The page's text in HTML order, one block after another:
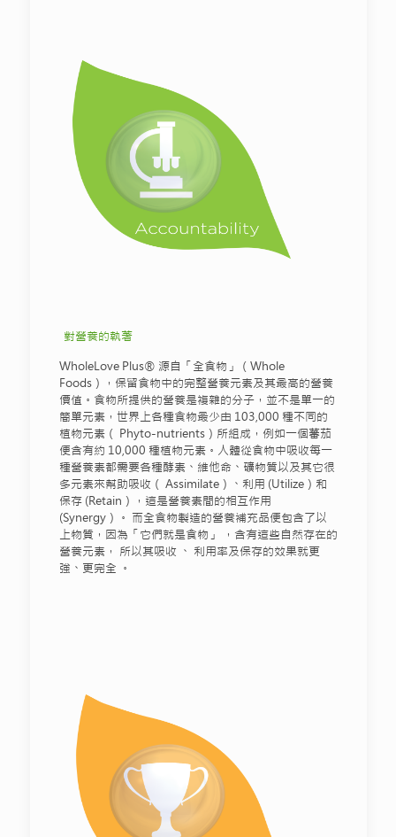
對營養的執著
WholeLove Plus® 源自「全食物」（Whole
Foods），保留食物中的完整營養元素及其最高的營養
價值。食物所提供的營養是複雜的分子，並不是單一的
簡單元素，世界上各種食物最少由 103,000 種不同的
植物元素（ Phyto-nutrients）所組成，例如一個蕃茄
便含有約 10,000 種植物元素。人體從食物中吸收每一
種營養素都需要各種酵素、維他命、礦物質以及其它很
多元素來幫助吸收（ Assimilate）、利用 (Utilize）和
保存 (Retain），這是營養素間的相互作用
(Synergy）。 而全食物製造的營養補充品便包含了以
上物質，因為「它們就是食物」 ，含有這些自然存在的
營養元素， 所以其吸收 、 利用率及保存的效果就更
強、更完全 。